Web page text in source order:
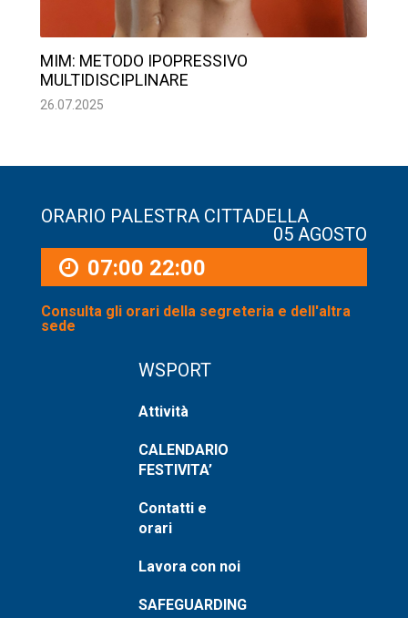
MIM: METODO IPOPRESSIVO
MULTIDISCIPLINARE
26.07.2025
ORARIO PALESTRA CITTADELLA
05 AGOSTO
07:00 22:00
Consulta gli orari della segreteria e dell'altra
sede
WSPORT
Attività
CALENDARIO
FESTIVITA’
Contatti e
orari
Lavora con noi
SAFEGUARDING